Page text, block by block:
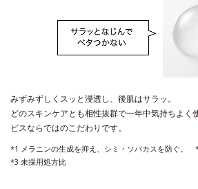
みずみずしくスッと浸透し、後肌はサラッ。
どのスキンケアとも相性抜群で一年中気持ちよく
ビスならではのこだわりです。
*1 メラニンの生成を抑え、シミ・ソバカスを防ぐ。
*3 未採用処方比